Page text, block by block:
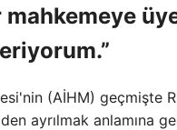
(AİHM) geçmişte
ayrılmak anlamına